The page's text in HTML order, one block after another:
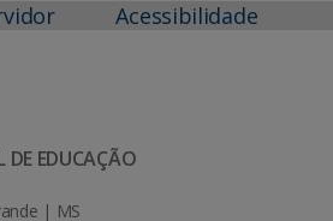
Acessibilidade
DE EDUCAÇÃO
| MS